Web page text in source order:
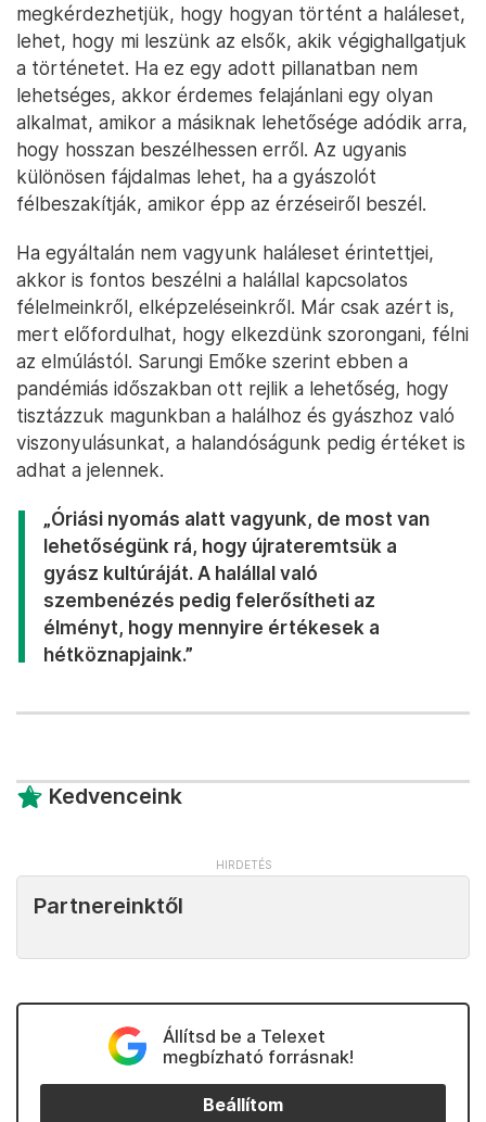
megkérdezhetjük, hogy hogyan történt a haláleset,
lehet, hogy mi leszünk az elsők, akik végighallgatjuk
a történetet. Ha ez egy adott pillanatban nem
lehetséges, akkor érdemes felajánlani egy olyan
alkalmat, amikor a másiknak lehetősége adódik arra,
hogy hosszan beszélhessen erről. Az ugyanis
különösen fájdalmas lehet, ha a gyászolót
félbeszakítják, amikor épp az érzéseiről beszél.
Ha egyáltalán nem vagyunk haláleset érintettjei,
akkor is fontos beszélni a halállal kapcsolatos
félelmeinkről, elképzeléseinkről. Már csak azért is,
mert előfordulhat, hogy elkezdünk szorongani, félni
az elmúlástól. Sarungi Emőke szerint ebben a
pandémiás időszakban ott rejlik a lehetőség, hogy
tisztázzuk magunkban a halálhoz és gyászhoz való
viszonyulásunkat, a halandóságunk pedig értéket is
adhat a jelennek.
„Óriási nyomás alatt vagyunk, de most van
lehetőségünk rá, hogy újrateremtsük a
gyász kultúráját. A halállal való
szembenézés pedig felerősítheti az
élményt, hogy mennyire értékesek a
hétköznapjaink.”
Kedvenceink
Partnereinktől
Állítsd be a Telexet
megbízható forrásnak!
Beállítom